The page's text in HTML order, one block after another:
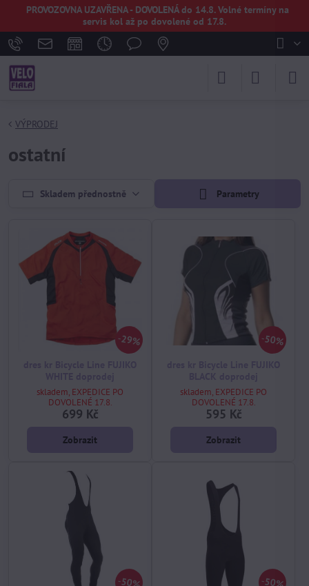
PROVOZOVNA UZAVŘENA - DOVOLENÁ do 14.8. Volné termíny na
servis kol až po dovolené od 17.8.
VÝPRODEJ
ostatní
Skladem přednostně Parametry
29%
skladem, EXPEDICE PO
DOVOLENÉ 17.8.
699 Kč
Zobrazit
50%
skladem, EXPEDICE PO
DOVOLENÉ 17.8.
595 Kč
Zobrazit